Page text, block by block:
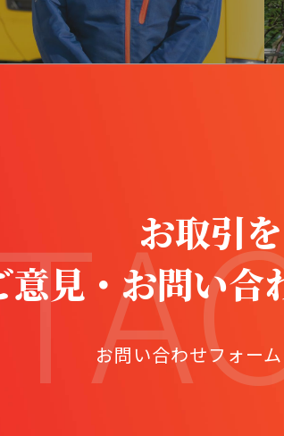
お取引
意見・お問い合
お問い合わせフォー